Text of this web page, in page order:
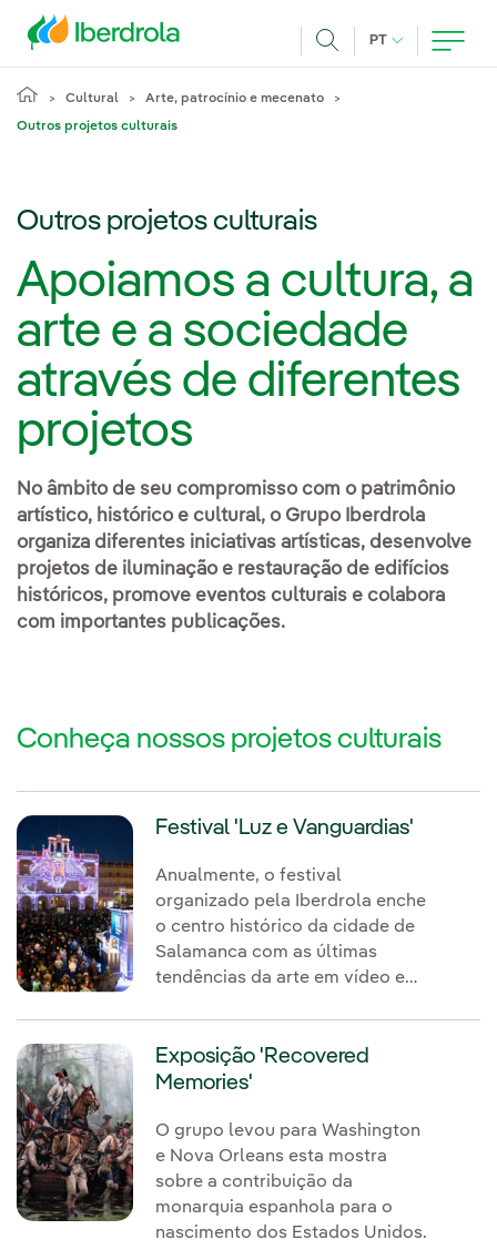
PT IDIOMA ATUAL,
Cultural Arte, patrocínio e mecenato
Outros projetos culturais
Outros projetos culturais
Apoiamos a cultura, a
arte e a sociedade
através de diferentes
projetos
No âmbito de seu compromisso com o patrimônio
artístico, histórico e cultural, o Grupo Iberdrola
organiza diferentes iniciativas artísticas, desenvolve
projetos de iluminação e restauração de edifícios
históricos, promove eventos culturais e colabora
com importantes publicações.
Conheça nossos projetos culturais
Festival 'Luz e Vanguardias'
Anualmente, o festival
organizado pela Iberdrola enche
o centro histórico da cidade de
Salamanca com as últimas
tendências da arte em vídeo e
Exposição 'Recovered
Memories'
O grupo levou para Washington
e Nova Orleans esta mostra
sobre a contribuição da
monarquia espanhola para o
nascimento dos Estados Unidos.